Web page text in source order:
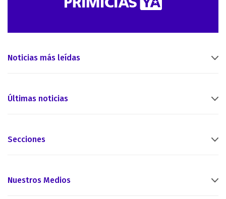
Noticias más leídas
Últimas noticias
Secciones
Nuestros Medios